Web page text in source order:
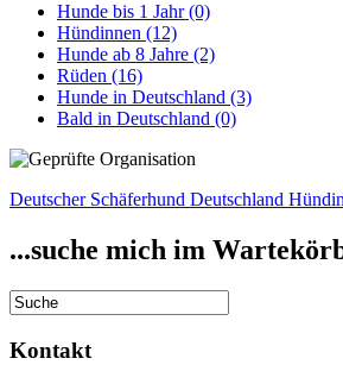
Hunde bis 1 Jahr(0)
Hündinnen (12)
Hunde ab 8 Jahre (2)
Rüden (16)
Hunde in Deutschland (3)
Bald in Deutschland (0)
Deutscher Schäferhund Deutschland
...suche mich im
Kontakt